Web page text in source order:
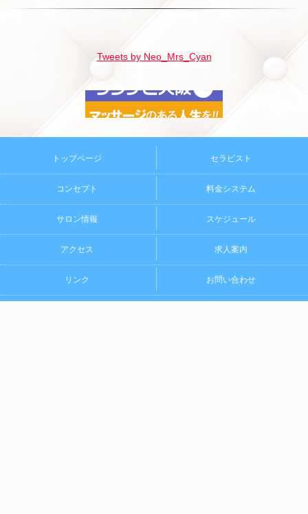
Tweets by Neo_Mrs_Cyan
トップページ セラピスト
コンセプト 料金システム
サロン情報 スケジュール
アクセス 求人案内
リンク お問い合わせ